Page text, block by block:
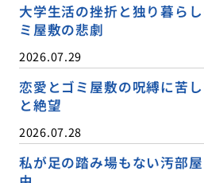
大学生活の挫折と独り暮ら
ミ屋敷の悲劇
2026.07.29
恋愛とゴミ屋敷の呪縛に苦
と絶望
2026.07.28
私が足の踏み場もない汚部